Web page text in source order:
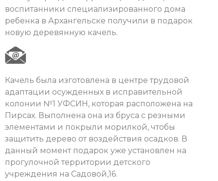
воспитанники специализированного дома
ребенка в Архангельске получили в подарок
новую деревянную качель.
Качель была изготовлена в центре трудовой
адаптации осужденных в исправительной
колонии №1 УФСИН, которая расположена на
Пирсах. Выполнена она из бруса с резными
элементами и покрыли морилкой, чтобы
защитить дерево от воздействия осадков. В
данный момент подарок уже установлен на
прогулочной территории детского
учреждения на Садовой,16.